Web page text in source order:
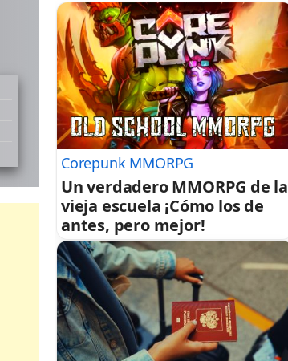
Corepunk MMORPG
Un verdadero MMORPG de la
vieja escuela ¡Cómo los de
antes, pero mejor!